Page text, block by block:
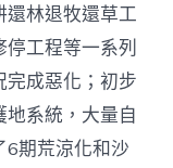
還林退牧還草工
工程等一系列
完成惡化；初步
系統，大量自
6期荒涼化和沙